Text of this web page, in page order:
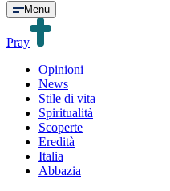
Menu
Pray
Opinioni
News
Stile di vita
Spiritualità
Scoperte
Eredità
Italia
Abbazia